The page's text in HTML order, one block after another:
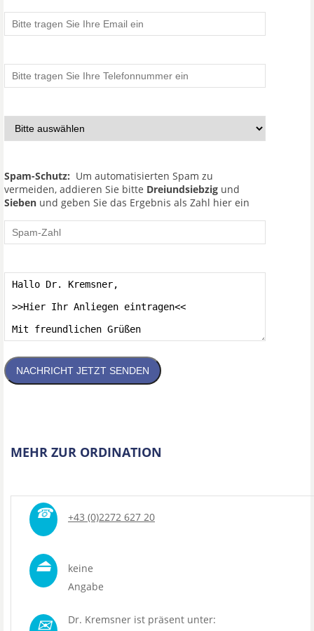
Spam-Schutz: Um automatisierten Spam zu
vermeiden, addieren Sie bitte Dreiundsiebzig und
Sieben und geben Sie das Ergebnis als Zahl hier ein
NACHRICHT JETZT SENDEN
MEHR ZUR ORDINATION
☎ +43 (0)2272 627 20
⏏
keine
Angabe
✉
Dr. Kremsner ist präsent unter: